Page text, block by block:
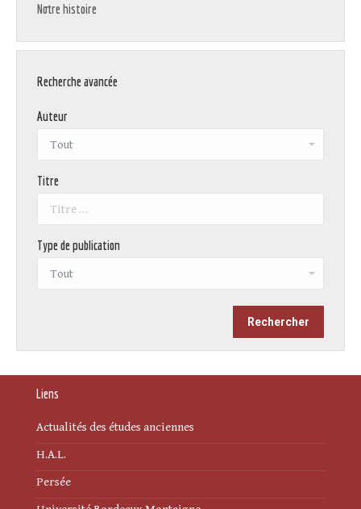
Notre histoire
Recherche avancée
Auteur
Titre
Type de publication
Liens
Actualités des études anciennes
H.A.L.
Persée